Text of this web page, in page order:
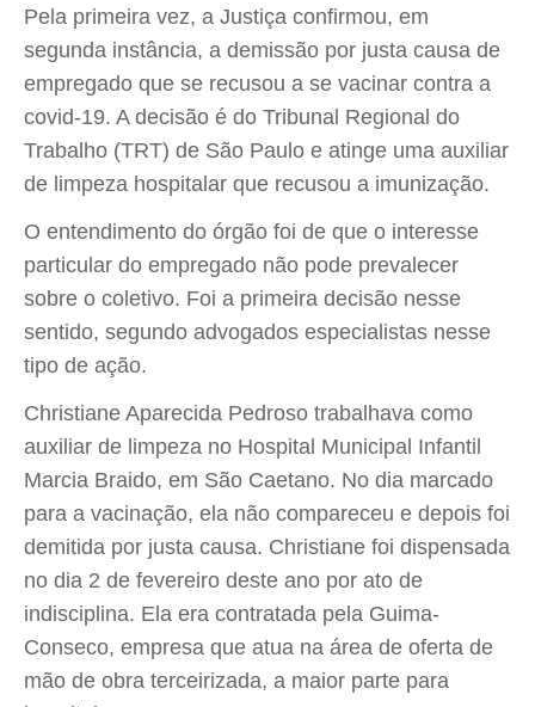
Pela primeira vez, a Justiça confirmou, em
segunda instância, a demissão por justa causa de
empregado que se recusou a se vacinar contra a
covid-19. A decisão é do Tribunal Regional do
Trabalho (TRT) de São Paulo e atinge uma auxiliar
de limpeza hospitalar que recusou a imunização.
O entendimento do órgão foi de que o interesse
particular do empregado não pode prevalecer
sobre o coletivo. Foi a primeira decisão nesse
sentido, segundo advogados especialistas nesse
tipo de ação.
Christiane Aparecida Pedroso trabalhava como
auxiliar de limpeza no Hospital Municipal Infantil
Marcia Braido, em São Caetano. No dia marcado
para a vacinação, ela não compareceu e depois foi
demitida por justa causa. Christiane foi dispensada
no dia 2 de fevereiro deste ano por ato de
indisciplina. Ela era contratada pela Guima-
Conseco, empresa que atua na área de oferta de
mão de obra terceirizada, a maior parte para